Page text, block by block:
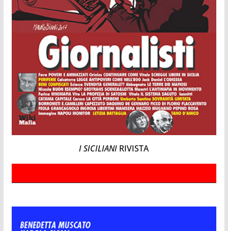
I SICILIANI RIVISTA